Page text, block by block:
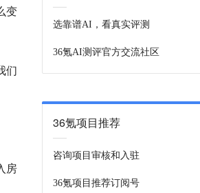
变
们
房
选靠谱AI，看真实评测
36氪AI测评官方交流社区
36氪项目推荐
咨询项目审核和入驻
36氪项目推荐订阅号